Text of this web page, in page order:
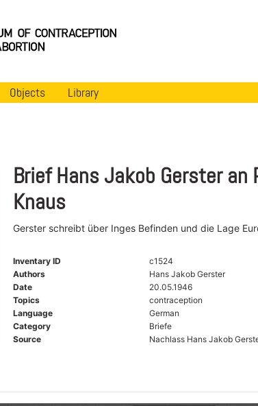
Objects Library
Brief Hans Jakob Gerster an
Knaus
Gerster schreibt über Inges Befinden und die Lage
Inventary ID
c1524
Authors
Hans Jakob Gerster
Date
20.05.1946
Topics
contraception
Language
German
Category
Briefe
Source
Nachlass Hans Jakob